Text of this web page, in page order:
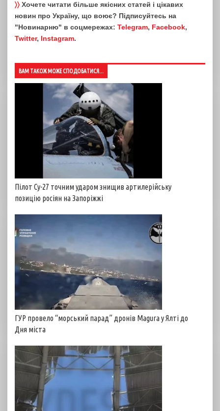
〉〉 Хочете читати більше якісних статей і цікавих
новин про Україну, що воює? Підписуйтесь на
"Новинарню" в соцмережах: Telegram, Facebook,
Twitter, Instagram.
ВАМ ТАКОЖ МОЖЕ СПОДОБАТИСЯ...
Пілот Су-27 точним ударом знищив артилерійську
позицію росіян на Запоріжжі
ГУР провело “морський парад” дронів Magura у Ялті до
Дня міста